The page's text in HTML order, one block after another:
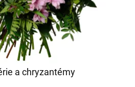
a chryzantémy